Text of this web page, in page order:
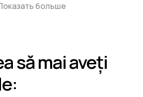
больше
să mai aveți